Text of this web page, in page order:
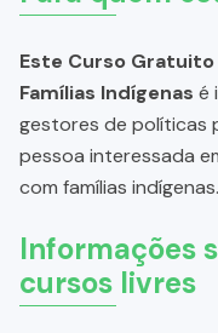
Este Curso
Famílias Indígenas é
gestores de políticas
pessoa interessada
com famílias indígenas.
Informações
cursos livres